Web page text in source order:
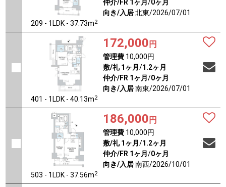
209 - 1LDK - 37.73m2
仲介/FR 1ヶ月 /0ヶ月
向き/入居北東/2026/07/01
401 - 1LDK - 40.13m2
172,000 円
管理費10,000円
敷/礼 1ヶ月 /1.2ヶ月
仲介/FR 1ヶ月 /0ヶ月
向き/入居南東/2026/07/01
503 - 1LDK - 37.56m2
186,000 円
管理費10,000円
敷/礼 1ヶ月 /1.2ヶ月
仲介/FR 1ヶ月 /0ヶ月
向き/入居南西/2026/10/01